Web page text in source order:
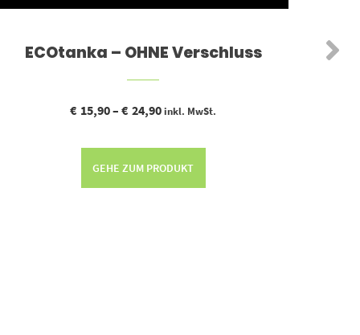
ECOtanka – OHNE Verschluss
€ 15,90–€ 24,90 inkl. MwSt.
GEHE ZUM PRODUKT